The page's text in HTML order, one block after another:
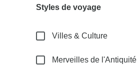
Styles de voyage
Villes & Culture
Merveilles de l'Antiquité